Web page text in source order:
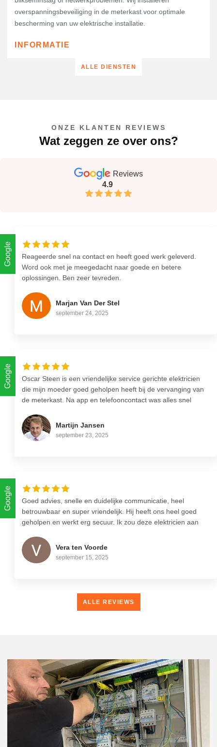
overspanningsbeveiliging in de meterkast voor optimale
bescherming van uw elektrische installatie.
INFORMATIE
ALLE DIENSTEN
ONZE KLANTEN REVIEWS
Wat zeggen ze over ons?
Reviews
4.9
Google
Reageerde snel na contact en heeft goed werk geleverd.
Word ook met je meegedacht naar goede en betere
oplossingen. Ben zeer tevreden.
Marjan Van Der Stel
september 24, 2025
Google
Oscar Steen is een vriendelijke service gerichte elektricien
die mijn moeder goed geholpen heeft bij de vervanging van
de meterkast. Na app en telefooncontact was alles snel
alles goed vast gelegd werd. Werkzaamheden verliepen
snel en conform afspraak. Een deel van het werk moest
later worden afgerond en dat heeft Oscar ook netjes
Martijn Jansen
september 23, 2025
Google
Goed advies, snelle en duidelijke communicatie, heel
betrouwbaar en super vriendelijk. Hij heeft ons heel goed
geholpen en werkt erg secuur. Ik zou deze elektricien aan
Vera ten Voorde
september 15, 2025
ALLE REVIEWS